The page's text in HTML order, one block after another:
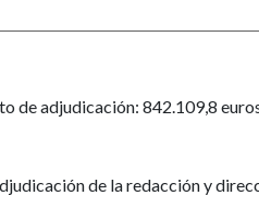
de adjudicación: 842.109,8
de la redacción y